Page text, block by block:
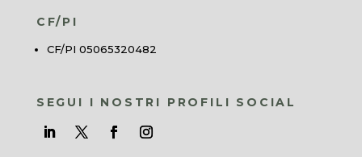
CF/PI
CF/PI 05065320482
SEGUI I NOSTRI PROFILI SOCIAL